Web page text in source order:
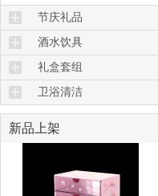
节庆礼品
礼品花束
酒水饮具
保温杯壶
酒具
咖啡具
茶具水壶
饮品加工
礼盒套组
厨具套组
卫浴清洁
美齿美须
美甲美发
吸尘清扫
新品上架